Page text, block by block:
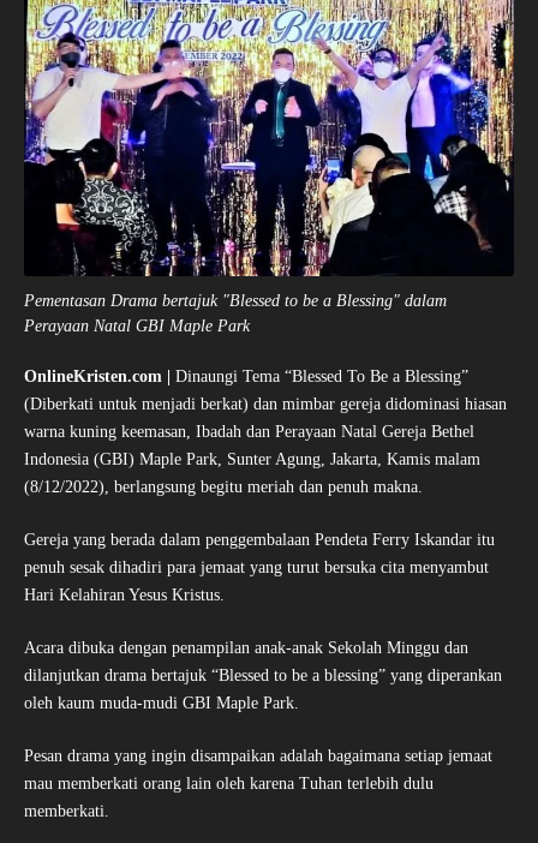
Pementasan Drama bertajuk "Blessed to be a Blessing" dalam
Perayaan Natal GBI Maple Park
OnlineKristen.com | Dinaungi Tema “Blessed To Be a Blessing”
(Diberkati untuk menjadi berkat) dan mimbar gereja didominasi hiasan
warna kuning keemasan, Ibadah dan Perayaan Natal Gereja Bethel
Indonesia (GBI) Maple Park, Sunter Agung, Jakarta, Kamis malam
(8/12/2022), berlangsung begitu meriah dan penuh makna.
Gereja yang berada dalam penggembalaan Pendeta Ferry Iskandar itu
penuh sesak dihadiri para jemaat yang turut bersuka cita menyambut
Hari Kelahiran Yesus Kristus.
Acara dibuka dengan penampilan anak-anak Sekolah Minggu dan
dilanjutkan drama bertajuk “Blessed to be a blessing” yang diperankan
oleh kaum muda-mudi GBI Maple Park.
Pesan drama yang ingin disampaikan adalah bagaimana setiap jemaat
mau memberkati orang lain oleh karena Tuhan terlebih dulu
memberkati.